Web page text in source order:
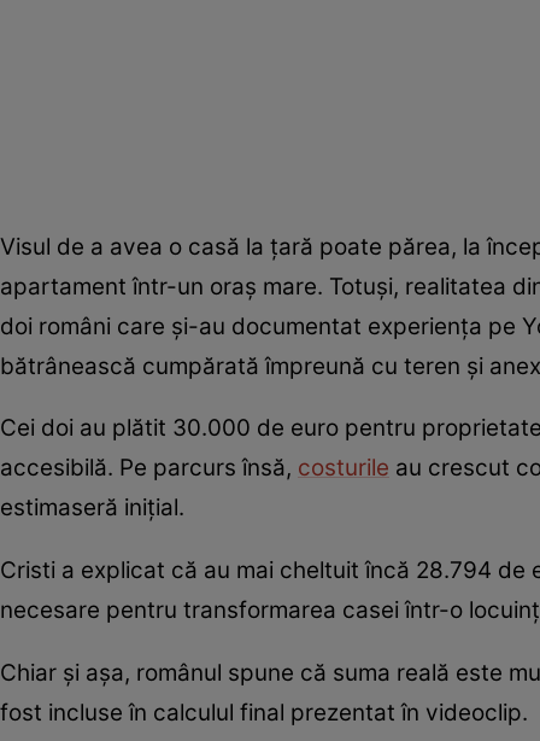
Visul de a avea o casă la țară poate părea, la
apartament într-un oraș mare. Totuși, realitatea
doi români care și-au documentat experiența pe
bătrânească cumpărată împreună cu teren și
Cei doi au plătit 30.000 de euro pentru
accesibilă. Pe parcurs însă, costurile au crescut
estimaseră inițial.
Cristi a explicat că au mai cheltuit încă 28.794
necesare pentru transformarea casei într-o
Chiar și așa, românul spune că suma reală este
fost incluse în calculul final prezentat în videoclip.